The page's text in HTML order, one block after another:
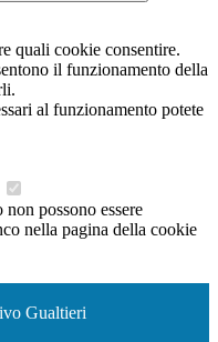
quali cookie consentire.
il funzionamento della
al funzionamento potete
possono essere
nella pagina della cookie
Gualtieri